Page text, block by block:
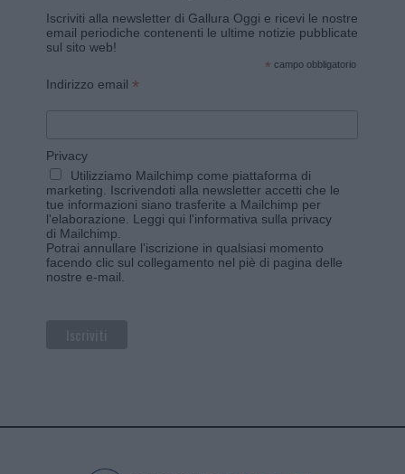
Iscriviti alla newsletter di Gallura Oggi e ricevi le nostre
email periodiche contenenti le ultime notizie pubblicate
sul sito web!
* campo obbligatorio
Indirizzo email *
Privacy
Utilizziamo Mailchimp come piattaforma di
marketing. Iscrivendoti alla newsletter accetti che le
tue informazioni siano trasferite a Mailchimp per
l'elaborazione. Leggi qui l'informativa sulla privacy
di Mailchimp.
Potrai annullare l'iscrizione in qualsiasi momento
facendo clic sul collegamento nel piè di pagina delle
nostre e-mail.